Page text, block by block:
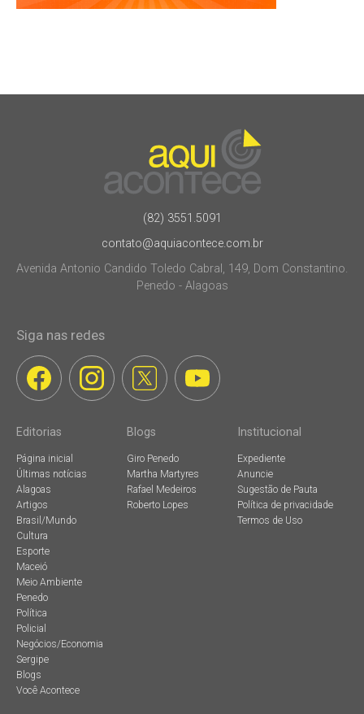
(82) 3551.5091
contato@aquiacontece.com.br
Avenida Antonio Candido Toledo Cabral, 149, Dom Constantino.
Penedo - Alagoas
Siga nas redes
Editorias
Página inicial
Últimas notícias
Alagoas
Artigos
Brasil/Mundo
Cultura
Esporte
Maceió
Meio Ambiente
Penedo
Política
Policial
Negócios/Economia
Sergipe
Blogs
Você Acontece
Blogs
Giro Penedo
Martha Martyres
Rafael Medeiros
Roberto Lopes
Institucional
Expediente
Anuncie
Sugestão de Pauta
Política de privacidade
Termos de Uso